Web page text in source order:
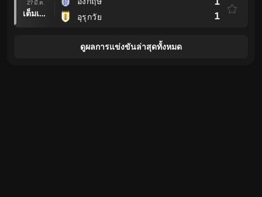
27 มี.ค.
เต็มเวลา
อุรุกวัย
1
ดูผลการแข่งขันล่าสุดทั้งหมด